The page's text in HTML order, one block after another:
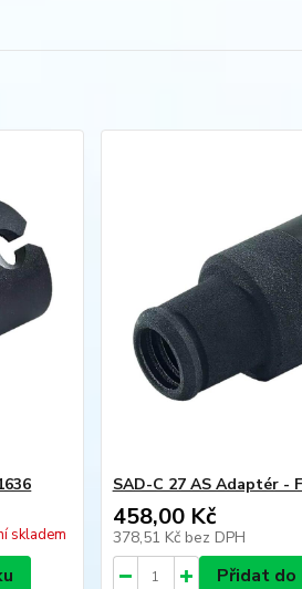
skladem
SAD-C 27 AS Adaptér -
458,00 Kč
378,51 Kč bez DPH
Přidat do